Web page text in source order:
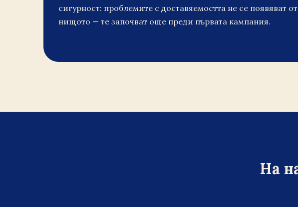
сигурност: проблемите с доставяемостта не се появяват от
нищото — те започват още преди първата кампания.
На